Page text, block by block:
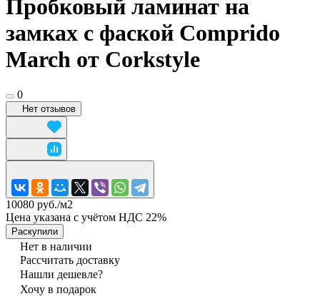
Пробковый ламинат на
замках с фаской Comprido
March от Corkstyle
0
Нет отзывов
10080 руб./м2
Цена указана с учётом НДС 22%
Раскупили
Нет в наличии
Рассчитать доставку
Нашли дешевле?
Хочу в подарок